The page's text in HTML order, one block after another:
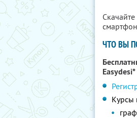
ЧТО ВЫ
Easydesi*
Курсы